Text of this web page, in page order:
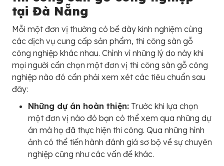
tại Đà Nẵng
Mỗi một đơn vị thường có bề dày kinh nghiệm cùng
các dịch vụ cung cấp sản phẩm, thi công sàn gỗ
công nghiệp khác nhau. Chình vì những lý do này khi
mọi người cần chọn một đơn vị thi công sàn gỗ công
nghiệp nào đó cần phải xem xét các tiêu chuẩn sau
đây:
Những dự án hoàn thiện: Trước khi lựa chọn
một đơn vị nào đó bạn có thể xem qua những dự
án mà họ đã thực hiện thi công. Qua những hình
ảnh có thể tiến hành đánh giá sơ bộ về sự chuyên
nghiệp cũng như các vấn đề khác.